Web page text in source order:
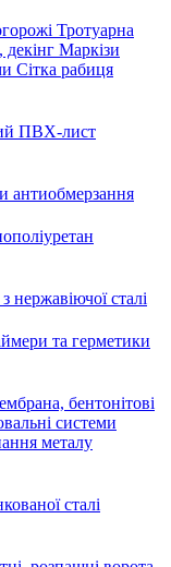
Тротуарна
Маркізи
Сітка рабиця
ПВХ-лист
антиобмерзання
нержавіючої сталі
та герметики
бентонітові
системи
металу
сталі